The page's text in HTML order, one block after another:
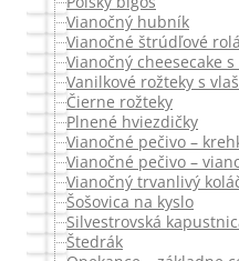
Vianočný hubník
Vianočné štrúdľové
Vianočný cheesecake
Vanilkové rožteky s
Čierne rožteky
Plnené hviezdičky
Vianočné pečivo –
Vianočné pečivo –
Vianočný trvanlivý
Šošovica na kyslo
Silvestrovská
Štedrák